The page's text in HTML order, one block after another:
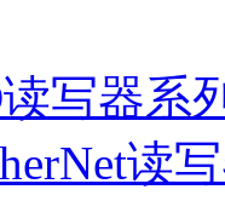
写器系
读